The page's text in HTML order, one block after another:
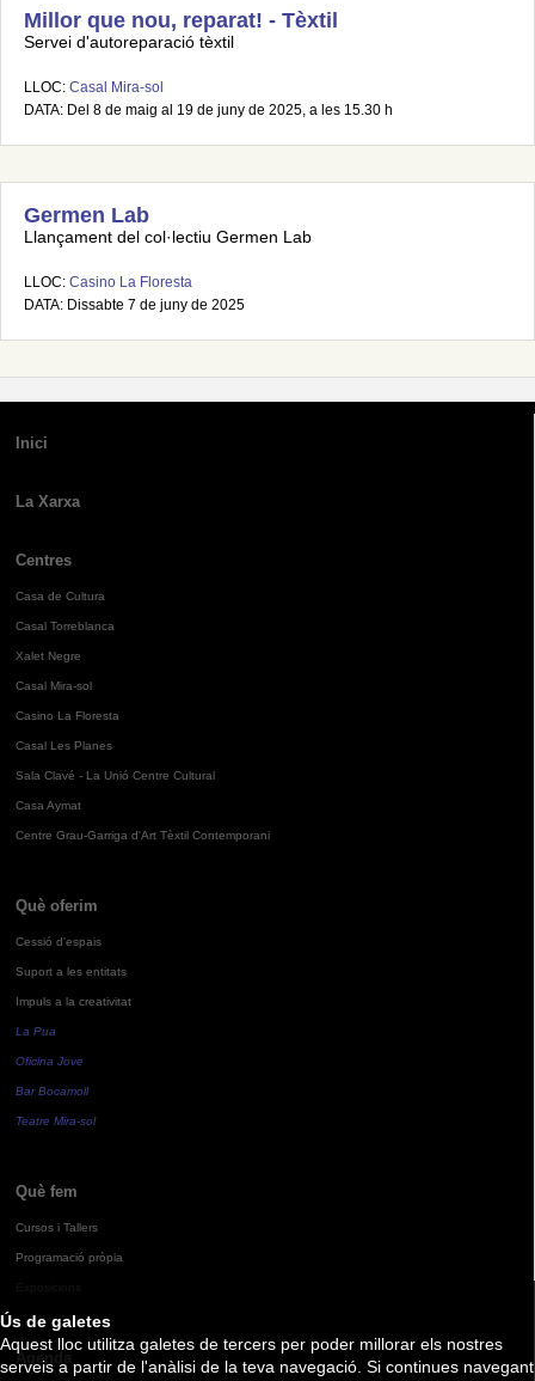
Ús de galetes
Aquest lloc utilitza galetes de tercers per poder millorar els nostres
serveis a partir de l'anàlisi de la teva navegació. Si continues navegant
Millor que nou, reparat! - Tèxtil
Servei d'autoreparació tèxtil
LLOC: Casal Mira-sol
DATA: Del 8 de maig al 19 de juny de 2025, a les 15.30 h
Germen Lab
Llançament del col·lectiu Germen Lab
LLOC: Casino La Floresta
DATA: Dissabte 7 de juny de 2025
Inici
La Xarxa
Centres
Casa de Cultura
Casal Torreblanca
Xalet Negre
Casal Mira-sol
Casino La Floresta
Casal Les Planes
Sala Clavé - La Unió Centre Cultural
Casa Aymat
Centre Grau-Garriga d'Art Tèxtil Contemporani
Què oferim
Cessió d'espais
Suport a les entitats
Impuls a la creativitat
La Pua
Oficina Jove
Bar Bocamoll
Teatre Mira-sol
Què fem
Cursos i Tallers
Programació pròpia
Agenda